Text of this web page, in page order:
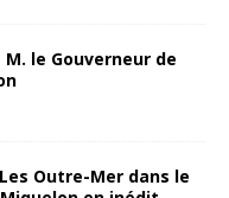
le Gouverneur de
Outre-Mer dans le